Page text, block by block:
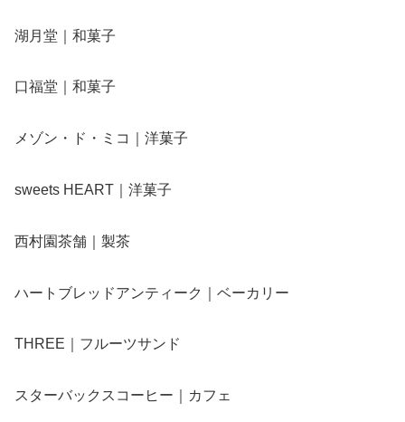
湖月堂｜和菓子
口福堂｜和菓子
メゾン・ド・ミコ｜洋菓子
sweets HEART｜洋菓子
西村園茶舗｜製茶
ハートブレッドアンティーク｜ベーカリー
THREE｜フルーツサンド
スターバックスコーヒー｜カフェ